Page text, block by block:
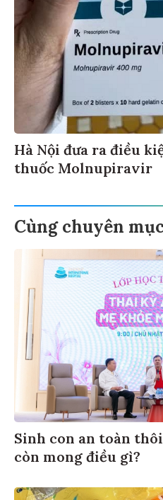
Hà Nội đưa ra điều
thuốc Molnupiravir
Cùng chuyên
Sinh con an toàn
còn mong điều gì?